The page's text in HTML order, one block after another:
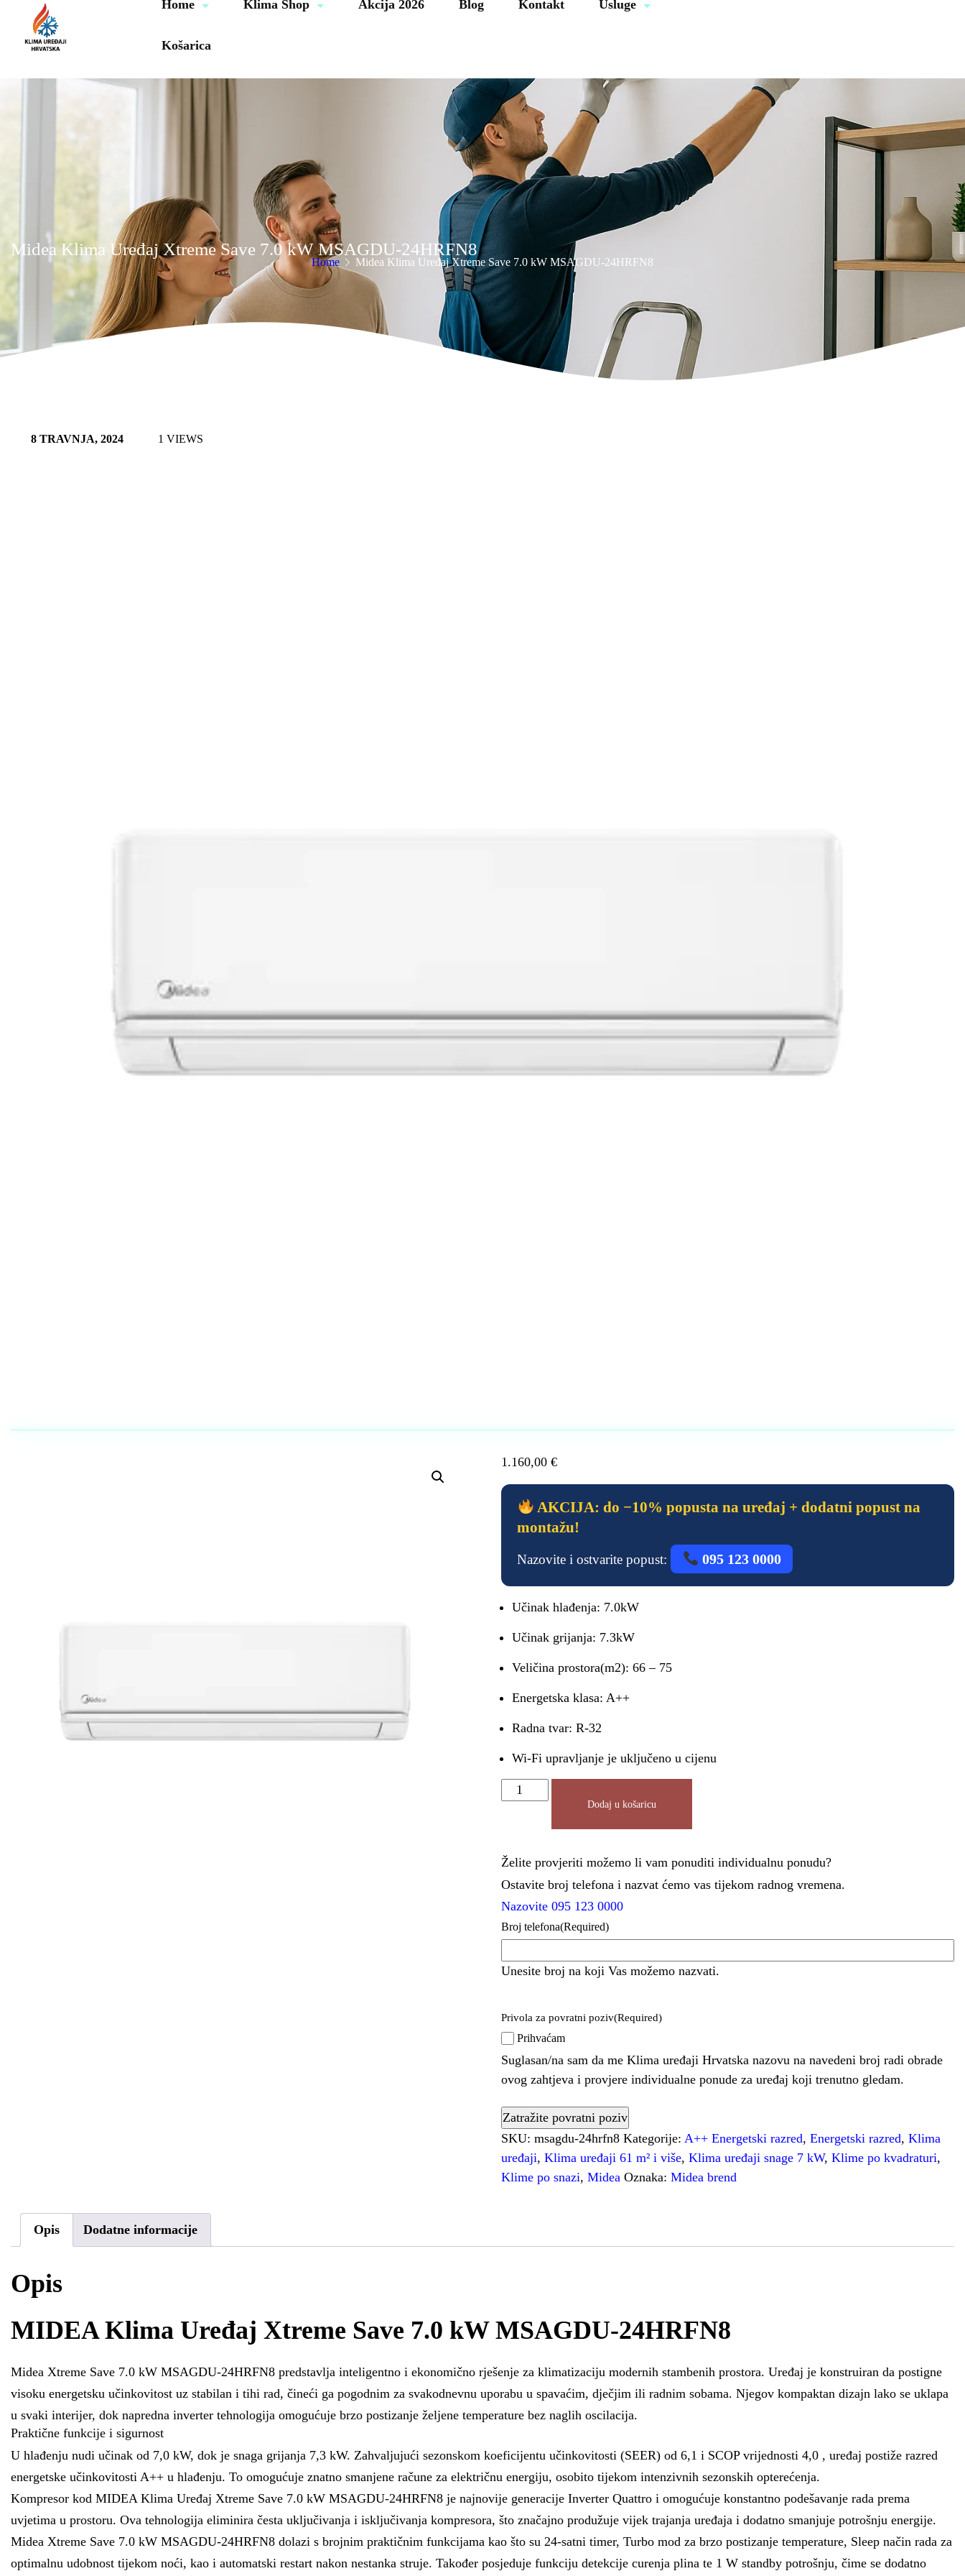
Home Klima Shop Akcija 2026 Blog Kontakt Usluge
Košarica
0000
Midea Klima Uređaj Xtreme Save 7.0 kW MSAGDU-24HRFN8
Home Midea Klima Uređaj Xtreme Save 7.0 kW MSAGDU-24HRFN8
8 TRAVNJA, 2024 1 VIEWS
1.160,00€
AKCIJA: do −10% popusta na uređaj + dodatni popust na
montažu!
Nazovite i ostvarite popust: 095 123 0000
Učinak hlađenja: 7.0kW
Učinak grijanja: 7.3kW
Veličina prostora(m2): 66 – 75
Energetska klasa: A++
Radna tvar: R-32
Wi-Fi upravljanje je uključeno u cijenu
Dodaj u košaricu
Želite provjeriti možemo li vam ponuditi individualnu ponudu?
Ostavite broj telefona i nazvat ćemo vas tijekom radnog vremena.
Nazovite 095 123 0000
Broj telefona(Required)
Unesite broj na koji Vas možemo nazvati.
Privola za povratni poziv(Required)
Prihvaćam
Suglasan/na sam da me Klima uređaji Hrvatska nazovu na navedeni broj radi obrade
ovog zahtjeva i provjere individualne ponude za uređaj koji trenutno gledam.
SKU:msagdu-24hrfn8 Kategorije:A++ Energetski razred,Energetski razred,Klima
uređaji,Klima uređaji 61 m² i više,Klima uređaji snage 7 kW,Klime po kvadraturi,
Klime po snazi,Midea Oznaka:Midea brend
Opis Dodatne informacije
Opis
MIDEA Klima Uređaj Xtreme Save 7.0 kW MSAGDU-24HRFN8
Midea Xtreme Save 7.0 kW MSAGDU-24HRFN8 predstavlja inteligentno i ekonomično rješenje za klimatizaciju modernih stambenih prostora. Uređaj je konstruiran da postigne
visoku energetsku učinkovitost uz stabilan i tihi rad, čineći ga pogodnim za svakodnevnu uporabu u spavaćim, dječjim ili radnim sobama. Njegov kompaktan dizajn lako se uklapa
u svaki interijer, dok napredna inverter tehnologija omogućuje brzo postizanje željene temperature bez naglih oscilacija.
Praktične funkcije i sigurnost
U hlađenju nudi učinak od 7,0 kW, dok je snaga grijanja 7,3 kW. Zahvaljujući sezonskom koeficijentu učinkovitosti (SEER) od 6,1 i SCOP vrijednosti 4,0 , uređaj postiže razred
energetske učinkovitosti A++ u hlađenju. To omogućuje znatno smanjene račune za električnu energiju, osobito tijekom intenzivnih sezonskih opterećenja.
Kompresor kod MIDEA Klima Uređaj Xtreme Save 7.0 kW MSAGDU-24HRFN8 je najnovije generacije Inverter Quattro i omogućuje konstantno podešavanje rada prema
uvjetima u prostoru. Ova tehnologija eliminira česta uključivanja i isključivanja kompresora, što značajno produžuje vijek trajanja uređaja i dodatno smanjuje potrošnju energije.
Midea Xtreme Save 7.0 kW MSAGDU-24HRFN8 dolazi s brojnim praktičnim funkcijama kao što su 24-satni timer, Turbo mod za brzo postizanje temperature, Sleep način rada za
optimalnu udobnost tijekom noći, kao i automatski restart nakon nestanka struje. Također posjeduje funkciju detekcije curenja plina te 1 W standby potrošnju, čime se dodatno